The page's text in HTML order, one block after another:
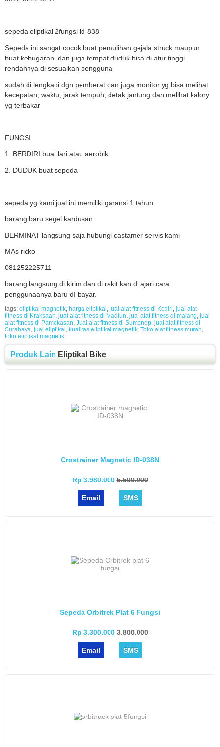
sepeda eliptikal 2fungsi id-838
Sepeda ini sangat cocok buat pemulihan gejala struck maupun
buat kebugaran, dan juga tempat duduk bisa di atur tinggi
rendahnya di sesuaikan pengguna
sudah di lengkapi dgn pemberat dan juga monitor yg bisa melihat
kecepatan, waktu, jarak tempuh, detak jantung dan melihat kalory
yg terbakar
FUNGSI
1. BERDIRI buat lari atau aerobik
2. DUDUK buat sepeda
sepeda yg kami jual ini memiliki garansi 1 tahun
barang baru segel kardusan
BERMINAT langsung saja hubungi castamer servis kami
MAs ricko
081252225711
barang langsung di kirim dan di rakit kan di ajari cara
penggunaanya baru dI bayar.
tags: eliptikal magnetik, harga eliptikal , jual alat fitness di Kediri, jual alat
fitness di Kraksaan, jual alat fitness di Madiun, jual alat fitness di malang, jual
alat fitness di Pamekasan, Jual alat fitness di Sumenep, jual alat fitness di
Surabaya, jual eliptikal , kualitas eliptikal magnetik, Toko alat fitness murah,
toko eliptikal magnetik
Produk Lain Eliptikal Bike
Crostrainer Magnetic ID-038N
Rp 3.980.0005.500.000
Email SMS
Sepeda Orbitrek Plat 6 Fungsi
Rp 3.300.0003.800.000
Email SMS